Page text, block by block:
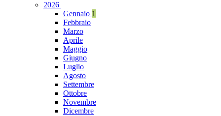
2026
Gennaio 1
Febbraio
Marzo
Aprile
Maggio
Giugno
Luglio
Agosto
Settembre
Ottobre
Novembre
Dicembre